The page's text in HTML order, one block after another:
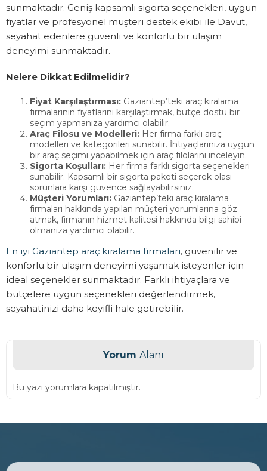
sunmaktadır. Geniş kapsamlı sigorta seçenekleri, uygun
fiyatlar ve profesyonel müşteri destek ekibi ile Davut,
seyahat edenlere güvenli ve konforlu bir ulaşım
deneyimi sunmaktadır.
Nelere Dikkat Edilmelidir?
Fiyat Karşılaştırması: Gaziantep’teki araç kiralama
firmalarının fiyatlarını karşılaştırmak, bütçe dostu bir
seçim yapmanıza yardımcı olabilir.
Araç Filosu ve Modelleri: Her firma farklı araç
modelleri ve kategorileri sunabilir. İhtiyaçlarınıza uygun
bir araç seçimi yapabilmek için araç filolarını inceleyin.
Sigorta Koşulları: Her firma farklı sigorta seçenekleri
sunabilir. Kapsamlı bir sigorta paketi seçerek olası
sorunlara karşı güvence sağlayabilirsiniz.
Müşteri Yorumları: Gaziantep’teki araç kiralama
firmaları hakkında yapılan müşteri yorumlarına göz
atmak, firmanın hizmet kalitesi hakkında bilgi sahibi
olmanıza yardımcı olabilir.
En iyi Gaziantep araç kiralama firmaları, güvenilir ve
konforlu bir ulaşım deneyimi yaşamak isteyenler için
ideal seçenekler sunmaktadır. Farklı ihtiyaçlara ve
bütçelere uygun seçenekleri değerlendirmek,
seyahatinizi daha keyifli hale getirebilir.
Yorum Alanı
Bu yazı yorumlara kapatılmıştır.